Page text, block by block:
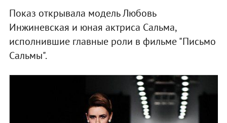
Показ открывала модель Любовь
Инжиневская и юная актриса Сальма,
исполнившие главные роли в фильме "Письмо
Сальмы".